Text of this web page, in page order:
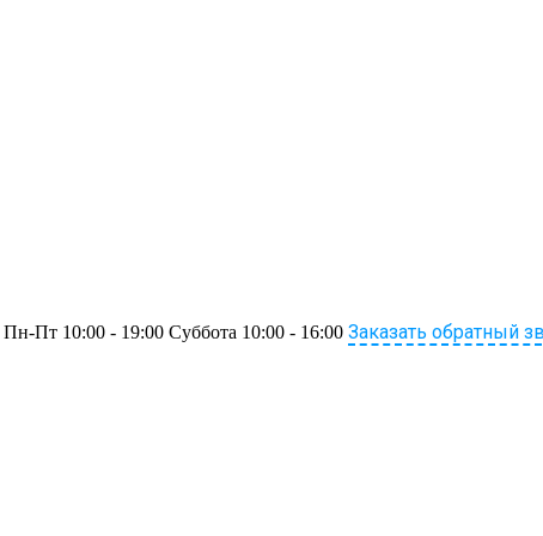
Пн-Пт 10:00 - 19:00 Суббота 10:00 - 16:00 Заказать обратный